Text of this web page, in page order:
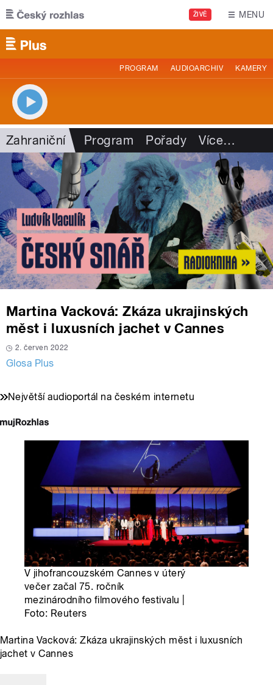
Přejít k hlavnímu obsahu
ŽIVĚ MENU
PROGRAM AUDIOARCHIV KAMERY
Zahraniční Program Pořady Více…
Martina Vacková: Zkáza ukrajinských
měst i luxusních jachet v Cannes
2. červen 2022
Glosa Plus
Největší audioportál na českém internetu
V jihofrancouzském Cannes v úterý
večer začal 75. ročník
mezinárodního filmového festivalu |
Foto: Reuters
Martina Vacková: Zkáza ukrajinských měst i luxusních
jachet v Cannes